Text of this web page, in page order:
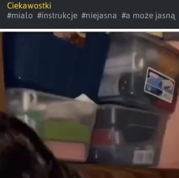
Ciekawostki
#mialo #instrukcje #niejasna #a może jasną